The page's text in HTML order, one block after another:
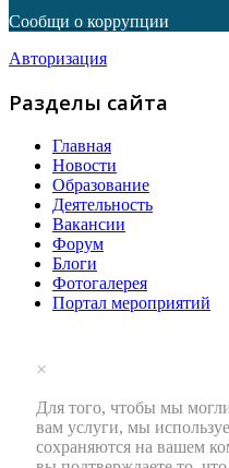
Сообщи о коррупции
Авторизация
Разделы сайта
Главная
Новости
Образование
Деятельность
Вакансии
Форум
Блоги
Фотогалерея
Портал мероприятий
×
Для того, чтобы мы
вам услуги, мы
сохраняются на вашем